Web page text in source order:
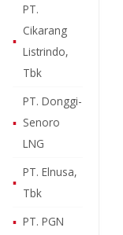
▪
PT.
Cikarang
Listrindo,
Tbk
▪
PT. Donggi-
Senoro
LNG
▪
PT. Elnusa,
Tbk
▪ PT. PGN